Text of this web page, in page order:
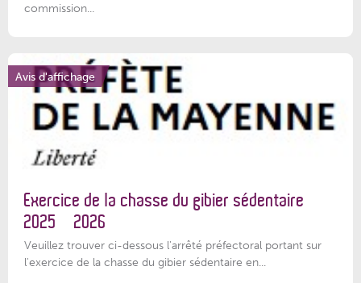
commission...
Avis d'affichage
Exercice de la chasse du gibier sédentaire
2025 – 2026
Veuillez trouver ci-dessous l'arrêté préfectoral portant sur
l'exercice de la chasse du gibier sédentaire en...